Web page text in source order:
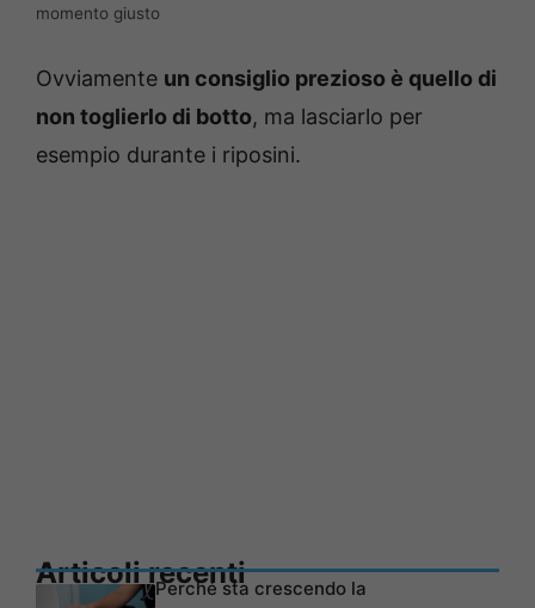
momento giusto
Ovviamente un consiglio prezioso è quello di
non toglierlo di botto, ma lasciarlo per
esempio durante i riposini.
Articoli recentiPerché sta crescendo la